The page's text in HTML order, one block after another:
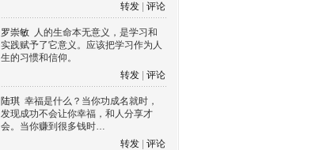
转发
评论
罗崇敏 人的生命本无意义，是学习和
实践赋予了它意义。应该把学习作为人
生的习惯和信仰。
转发
评论
陆琪 幸福是什么？当你功成名就时，
发现成功不会让你幸福，和人分享才
会。当你赚到很多钱时…
转发
评论